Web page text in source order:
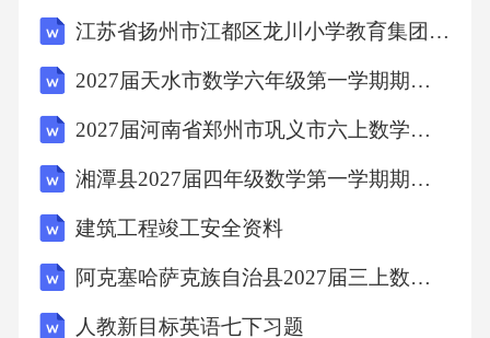
人机测绘技术通过搭载高精度GPS和相机，可以
快速获取地表和高分辨率的影像数据。例如，
杭州市通过无人机测绘技术，实现了某区域的1:
以获取大范围的地表信息，适用于宏观规划。
例如，某城市通过卫星遥感技术，实现了全市
范围的建筑物建模，精度达米级。物理精度控
制技术物理引擎技术气象模型技术流体动力学
江苏省扬州市江都区龙川小学教育集团2027届数学三上期末含解析
2027届天水市数学六年级第一学期期末综合测试模拟试题含解析
2027届河南省郑州市巩义市六上数学期末达标检测试题含解析
湘潭县2027届四年级数学第一学期期末质量检测试题含解析
建筑工程竣工安全资料
阿克塞哈萨克族自治县2027届三上数学期末复习检测模拟试题含解析
人教新目标英语七下习题